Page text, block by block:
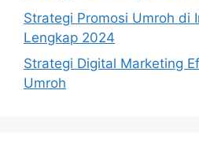
Strategi Promosi Umroh di
Lengkap 2024
Strategi Digital Marketing
Umroh